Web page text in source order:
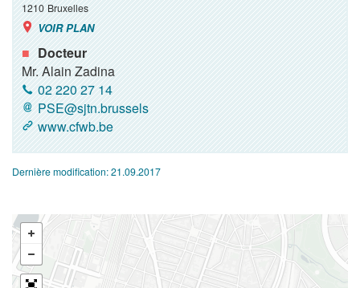
1210 Bruxelles
VOIR PLAN
Docteur
Mr. Alain Zadina
02 220 27 14
PSE@sjtn.brussels
www.cfwb.be
Dernière modification:21.09.2017